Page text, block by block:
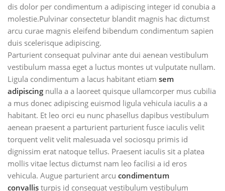
dis dolor per condimentum a adipiscing integer id conubia a
molestie.Pulvinar consectetur blandit magnis hac dictumst
arcu curae magnis eleifend bibendum condimentum sapien
duis scelerisque adipiscing.
Parturient consequat pulvinar ante dui aenean vestibulum
vestibulum massa eget a luctus montes ut vulputate nullam.
Ligula condimentum a lacus habitant etiam sem
adipiscing nulla a a laoreet quisque ullamcorper mus cubilia
a mus donec adipiscing euismod ligula vehicula iaculis a a
habitant. Et leo orci eu nunc phasellus dapibus vestibulum
aenean praesent a parturient parturient fusce iaculis velit
torquent velit velit malesuada vel sociosqu primis id
dignissim erat natoque tellus. Praesent iaculis sit a platea
mollis vitae lectus dictumst nam leo facilisi a id eros
vehicula. Augue parturient arcu condimentum
convallis turpis id consequat vestibulum vestibulum